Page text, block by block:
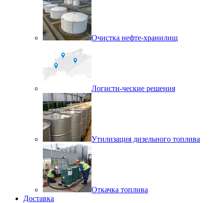
Очистка нефте-хранилищ
Логисти-ческие решения
Утилизация дизельного топлива
Откачка топлива
Доставка